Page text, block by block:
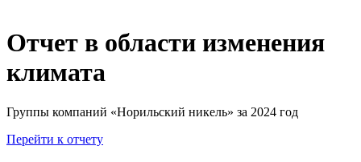
Отчет в области изменения
климата
Группы компаний «Норильский никель» за 2024 год
Перейти к отчету